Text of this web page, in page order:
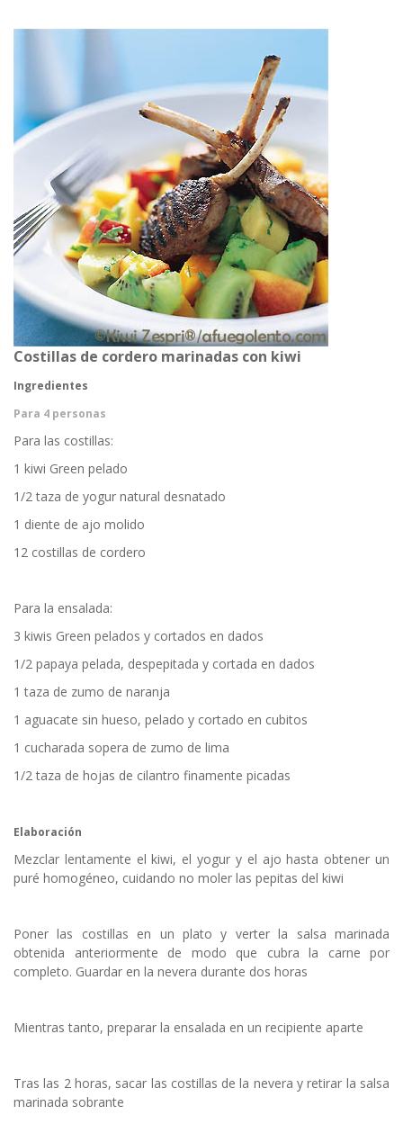
Costillas de cordero marinadas con kiwi
Ingredientes
Para 4 personas
Para las costillas:
1 kiwi Green pelado
1/2 taza de yogur natural desnatado
1 diente de ajo molido
12 costillas de cordero
Para la ensalada:
3 kiwis Green pelados y cortados en dados
1/2 papaya pelada, despepitada y cortada en dados
1 taza de zumo de naranja
1 aguacate sin hueso, pelado y cortado en cubitos
1 cucharada sopera de zumo de lima
1/2 taza de hojas de cilantro finamente picadas
Elaboración
Mezclar lentamente el kiwi, el yogur y el ajo hasta obtener un
puré homogéneo, cuidando no moler las pepitas del kiwi
Poner las costillas en un plato y verter la salsa marinada
obtenida anteriormente de modo que cubra la carne por
completo. Guardar en la nevera durante dos horas
Mientras tanto, preparar la ensalada en un recipiente aparte
Tras las 2 horas, sacar las costillas de la nevera y retirar la salsa
marinada sobrante